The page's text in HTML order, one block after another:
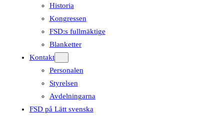
Historia
Kongressen
FSD:s fullmäktige
Blanketter
Kontakt
Personalen
Styrelsen
Avdelningarna
FSD på Lätt svenska